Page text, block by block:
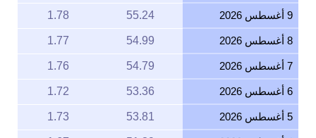
9 أغسطس 2026 55.24
1.78
8 أغسطس 2026 54.99
1.77
7 أغسطس 2026 54.79
1.76
6 أغسطس 2026 53.36
1.72
5 أغسطس 2026 53.81
1.73